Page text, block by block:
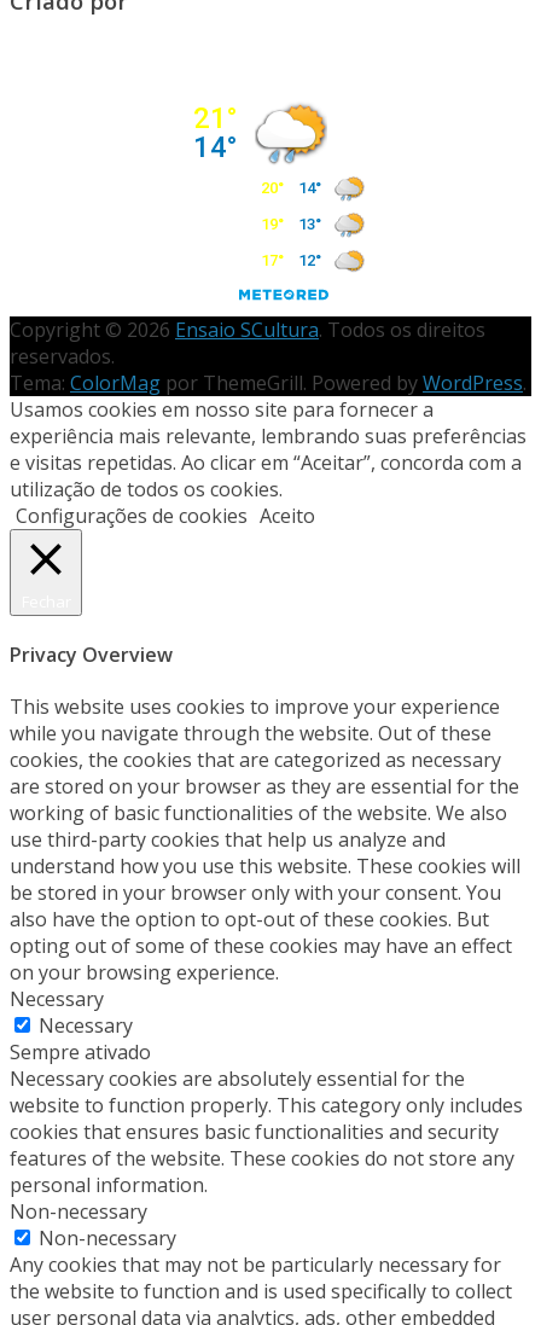
Copyright © 2026 Ensaio SCultura. Todos os direitos
reservados.
Tema: ColorMag por ThemeGrill. Powered byWordPress.
Usamos cookies em nosso site para fornecer a
experiência mais relevante, lembrando suas preferências
e visitas repetidas. Ao clicar em “Aceitar”, concorda com a
utilização de todos os cookies.
Configurações de cookies Aceito
Privacy Overview
This website uses cookies to improve your experience
while you navigate through the website. Out of these
cookies, the cookies that are categorized as necessary
are stored on your browser as they are essential for the
working of basic functionalities of the website. We also
use third-party cookies that help us analyze and
understand how you use this website. These cookies will
be stored in your browser only with your consent. You
also have the option to opt-out of these cookies. But
opting out of some of these cookies may have an effect
on your browsing experience.
Necessary
Necessary
Sempre ativado
Necessary cookies are absolutely essential for the
website to function properly. This category only includes
cookies that ensures basic functionalities and security
features of the website. These cookies do not store any
personal information.
Non-necessary
Non-necessary
Any cookies that may not be particularly necessary for
the website to function and is used specifically to collect
user personal data via analytics, ads, other embedded